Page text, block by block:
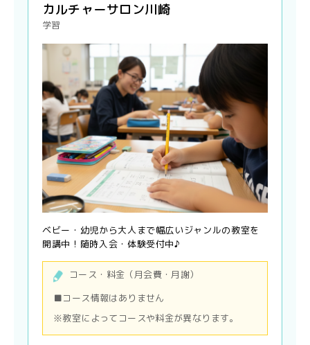
カルチャーサロン川崎
学習
ベビー・幼児から大人まで幅広いジャンルの教室を
開講中！随時入会・体験受付中♪
コース・料金（月会費・月謝）
■コース情報はありません
※教室によってコースや料金が異なります。